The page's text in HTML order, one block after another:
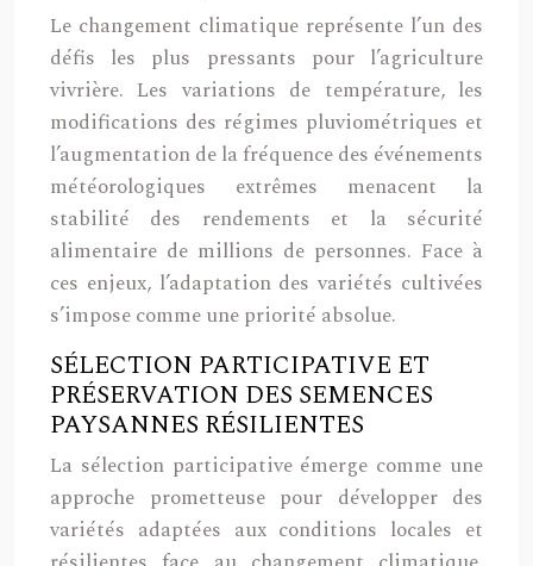
Le changement climatique représente l’un des
défis les plus pressants pour l’agriculture
vivrière. Les variations de température, les
modifications des régimes pluviométriques et
l’augmentation de la fréquence des événements
météorologiques extrêmes menacent la
stabilité des rendements et la sécurité
alimentaire de millions de personnes. Face à
ces enjeux, l’adaptation des variétés cultivées
s’impose comme une priorité absolue.
SÉLECTION PARTICIPATIVE ET
PRÉSERVATION DES SEMENCES
PAYSANNES RÉSILIENTES
La sélection participative émerge comme une
approche prometteuse pour développer des
variétés adaptées aux conditions locales et